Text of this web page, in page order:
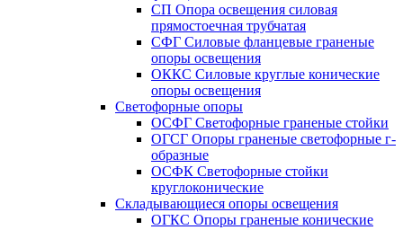
СП Опора освещения силовая
прямостоечная трубчатая
СФГ Силовые фланцевые граненые
опоры освещения
ОККС Силовые круглые конические
опоры освещения
Светофорные опоры
ОСФГ Светофорные граненые стойки
ОГСГ Опоры граненые светофорные г-
образные
ОСФК Светофорные стойки
круглоконические
Складывающиеся опоры освещения
ОГКС Опоры граненые конические